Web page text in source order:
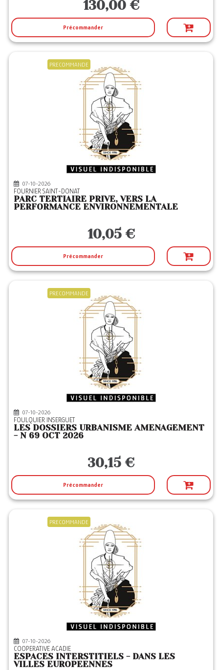
130,00 €
Précommander
PRECOMMANDE
07-10-2026
FOURNIER SAINT-DONAT
PARC TERTIAIRE PRIVE, VERS LA
PERFORMANCE ENVIRONNEMENTALE
10,05 €
Précommander
PRECOMMANDE
07-10-2026
FOULQUIER INSERGUET
LES DOSSIERS URBANISME AMENAGEMENT
- N 69 OCT 2026
30,15 €
Précommander
PRECOMMANDE
07-10-2026
COOPERATIVE ACADIE
ESPACES INTERSTITIELS - DANS LES
VILLES EUROPEENNES